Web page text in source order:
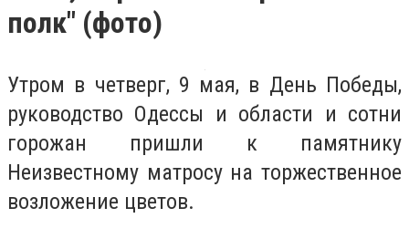
полк" (фото)
Утром в четверг, 9 мая, в День Победы,
руководство Одессы и области и сотни
горожан пришли к памятнику
Неизвестному матросу на торжественное
возложение цветов.